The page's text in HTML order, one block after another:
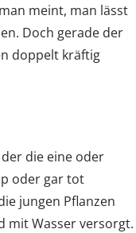
meint, man lässt
Doch gerade der
doppelt kräftig
die eine oder
oder gar tot
jungen Pflanzen
mit Wasser versorgt.